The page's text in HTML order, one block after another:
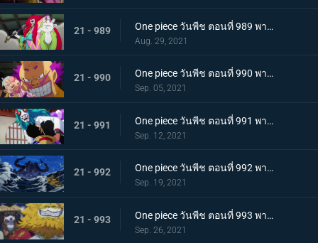
21 - 989 One piece วันพีช ตอนที่ 989 พากย์ไทย คำสาบานของบุรุษ! บราคิโอ้แทงก์สู้ดุเดือด
Aug. 29, 2021
21 - 990 One piece วันพีช ตอนที่ 990 พากย์ไทย ฟ้าสนั่น 8 ทิศ! ลูกชายไคโดปรากฏตัว
Sep. 05, 2021
21 - 991 One piece วันพีช ตอนที่ 991 พากย์ไทย เป็นศัตรูหรือเป็นมิตร? ลูฟี่กับยามาโตะ
Sep. 12, 2021
21 - 992 One piece วันพีช ตอนที่ 992 พากย์ไทย อยากจะเป็นโอเด้ง ความรู้สึกของยามาโตะ
Sep. 19, 2021
21 - 993 One piece วันพีช ตอนที่ 993 พากย์ไทย ระเบิด! พันธนาการที่มัดอิสระของยามาโตะ
Sep. 26, 2021